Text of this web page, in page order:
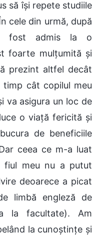
să își repete studiile
cele din urmă, după
fost admis la o
foarte mulțumită și
prezint altfel decât
cât copilul meu
va asigura un loc de
o viață fericită și
de beneficiile
ceea ce m-a luat
fiul meu nu a putut
deoarece a picat
limbă engleză de
la facultate). Am
la cunoștințe și